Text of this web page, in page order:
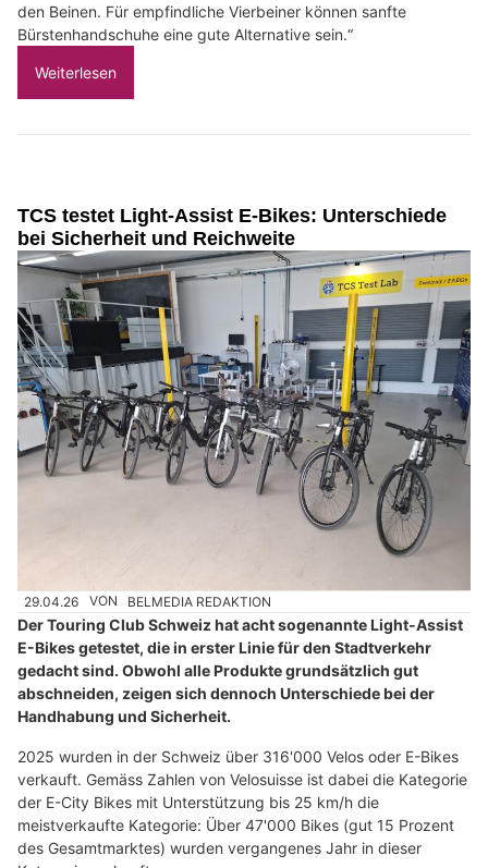
den Beinen. Für empfindliche Vierbeiner können sanfte
Bürstenhandschuhe eine gute Alternative sein.“
Weiterlesen
TCS testet Light-Assist E-Bikes: Unterschiede
bei Sicherheit und Reichweite
29.04.26 VON BELMEDIA REDAKTION
Der Touring Club Schweiz hat acht sogenannte Light-Assist
E-Bikes getestet, die in erster Linie für den Stadtverkehr
gedacht sind. Obwohl alle Produkte grundsätzlich gut
abschneiden, zeigen sich dennoch Unterschiede bei der
Handhabung und Sicherheit.
2025 wurden in der Schweiz über 316'000 Velos oder E-Bikes
verkauft. Gemäss Zahlen von Velosuisse ist dabei die Kategorie
der E-City Bikes mit Unterstützung bis 25 km/h die
meistverkaufte Kategorie: Über 47'000 Bikes (gut 15 Prozent
des Gesamtmarktes) wurden vergangenes Jahr in dieser